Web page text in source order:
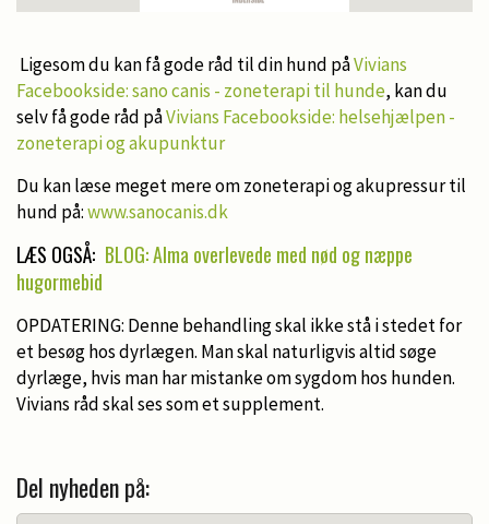
Ligesom du kan få gode råd til din hund påVivians
Facebookside: sano canis - zoneterapi til hunde, kan du
selv få gode råd påVivians Facebookside: helsehjælpen -
zoneterapi og akupunktur
Du kan læse meget mere om zoneterapi og akupressur til
hund på:www.sanocanis.dk
LÆS OGSÅ: BLOG: Alma overlevede med nød og næppe
hugormebid
OPDATERING: Denne behandling skal ikke stå i stedet for
et besøg hos dyrlægen. Man skal naturligvis altid søge
dyrlæge, hvis man har mistanke om sygdom hos hunden.
Vivians råd skal ses som et supplement.
Del nyheden på: